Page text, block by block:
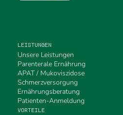
LEISTUNGEN
Unsere Leistungen
Parenterale Ernährung
APAT / Mukoviszidose
Schmerzversorgung
Ernährungsberatung
Patienten-Anmeldung
VORTEILE